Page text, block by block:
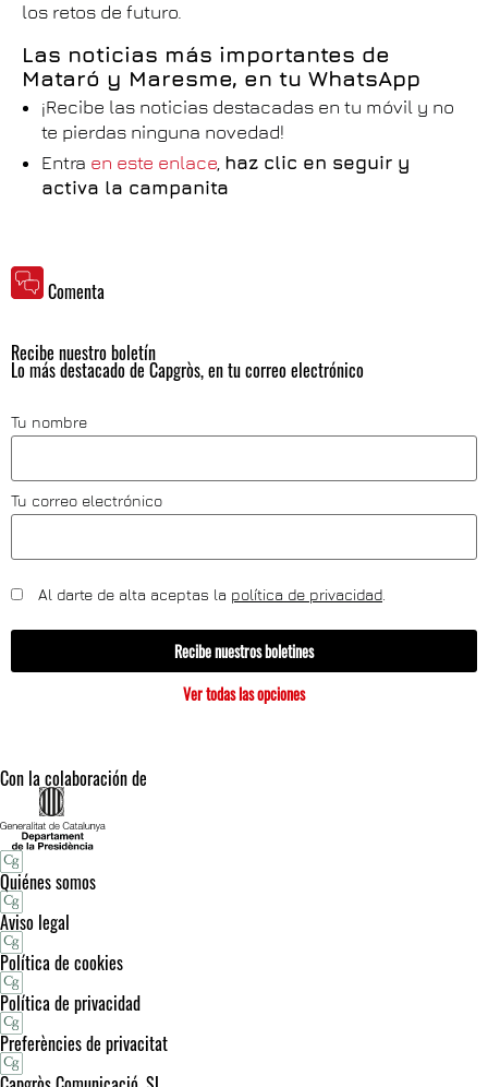
los retos de futuro.
Las noticias más importantes de
Mataró y Maresme, en tu WhatsApp
¡Recibe las noticias destacadas en tu móvil y no
te pierdas ninguna novedad!
Entra en este enlace, haz clic en seguir y
activa la campanita
Comenta
Recibe nuestro boletín
Lo más destacado de Capgròs, en tu correo electrónico
Tu nombre
Tu correo electrónico
Al darte de alta aceptas la política de privacidad
Recibe nuestros boletines
Ver todas las opciones
Con la colaboración de
Quiénes somos
Aviso legal
Política de cookies
Política de privacidad
Preferències de privacitat